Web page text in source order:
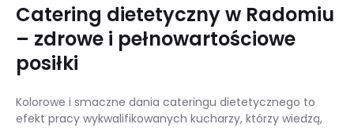
Catering dietetyczny w Radomiu
– zdrowe i pełnowartościowe
posiłki
Kolorowe i smaczne dania cateringu dietetycznego to
efekt pracy wykwalifikowanych kucharzy, którzy wiedzą,